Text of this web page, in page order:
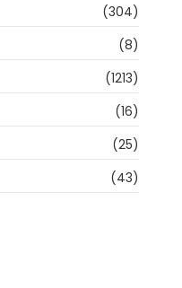
(304)
(8)
(1213)
(16)
(25)
(43)